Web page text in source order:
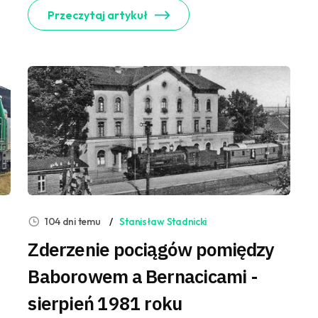
Przeczytaj artykuł
104 dni temu Stanisław Stadnicki
Zderzenie pociągów pomiędzy
Baborowem a Bernacicami -
sierpień 1981 roku